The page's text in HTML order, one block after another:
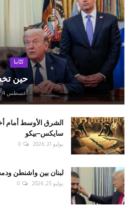
كتّابنا
حين
أغسطس 4, 2026
الشرق الأوسط أمام
سايكس–بيكو
يوليو 31, 2026 0
لبنان بين واشنطن
يوليو 25, 2026 0